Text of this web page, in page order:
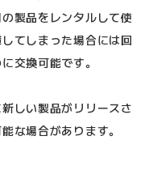
製品をレンタルして使
てしまった場合には回
交換可能です。
しい製品がリリースさ
な場合があります。